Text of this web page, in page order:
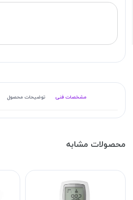
مشخصات فنی توضیحات محصول
محصولات مشابه